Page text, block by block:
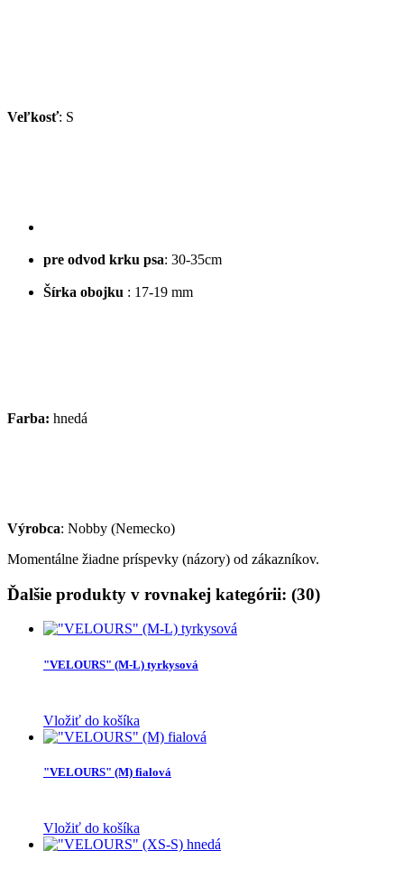
Veľkosť: S
pre odvod krku psa: 30-35cm
Šírka obojku : 17-19 mm
Farba: hnedá
Výrobca: Nobby (Nemecko)
Momentálne žiadne príspevky (názory) od zákazníkov.
Ďalšie produkty v rovnakej kategórii: (30)
"VELOURS" (M-L) tyrkysová
Vložiť do košíka
"VELOURS" (M) fialová
Vložiť do košíka